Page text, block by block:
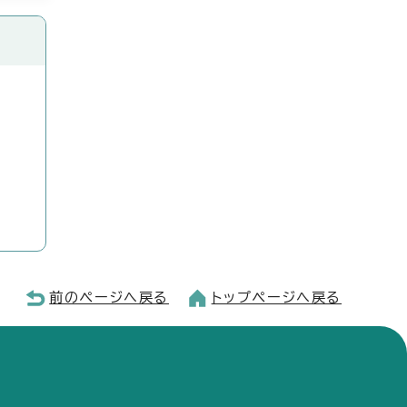
前のページへ戻る トップページへ戻る